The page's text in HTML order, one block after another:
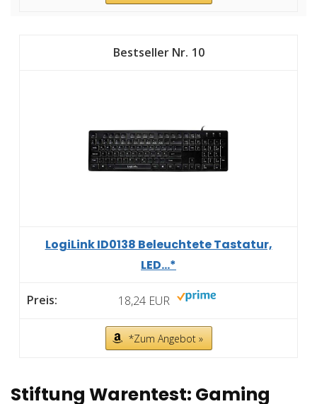
10
LogiLink ID0138 Beleuchtete Tastatur,
LED...*
18,24 EUR
*Zum Angebot »
Stiftung Warentest: Gaming